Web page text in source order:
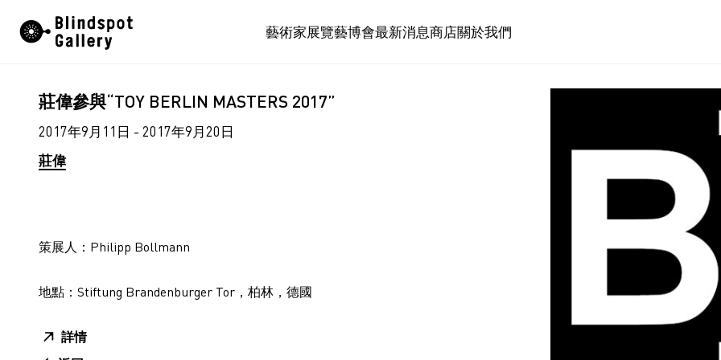
藝術家展覽藝博會最新消息商店關於我們
莊偉參與“TOY BERLIN MASTERS 2017”
2017年9月11日 - 2017年9月20日
莊偉
策展人：Philipp Bollmann
地點：Stiftung Brandenburger Tor，柏林，德國
詳情